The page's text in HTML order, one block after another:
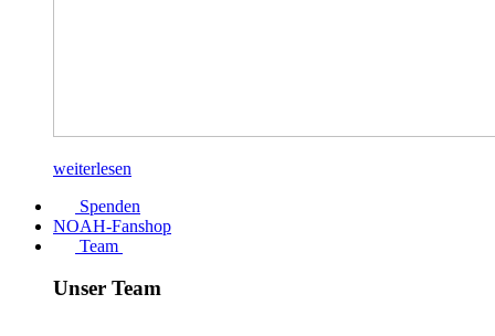
weiterlesen
Spenden
NOAH-Fanshop
Team
Unser Team